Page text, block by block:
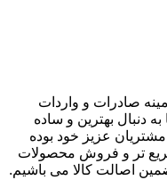
سابقه در زمینه صادرات و واردات
دنبال بهترین و ساده
عزیز خود بوده
تر و فروش محصولات
اصالت کالا می باشیم.